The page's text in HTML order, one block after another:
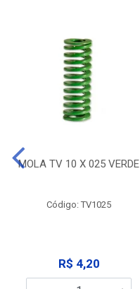
MOLA TV 10 X 025 VERDE
Código: TV1025
R$ 4,20